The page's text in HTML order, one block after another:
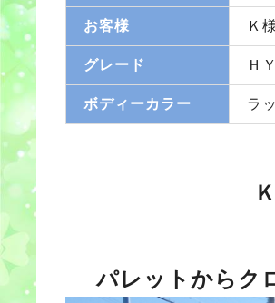
お客様 Ｋ様
グレード Ｈ
ボディーカラー ラ
パレットからク